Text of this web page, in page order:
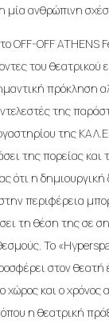
μία ανθρώπινη
OFF-OFF ATHENS
του θεατρικού
πρόκληση
της
της
της πορείας και
ότι η δημιουργική
περιφέρεια
τη θέση της σε
Το
στον θεατή
χώρος και ο χρόνος
η θεατρική